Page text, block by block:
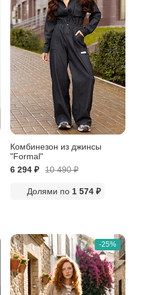
Комбинезон из джинсы
"Formal"
6 294 ₽
10 490₽
Долями по 1 574 ₽
-25%